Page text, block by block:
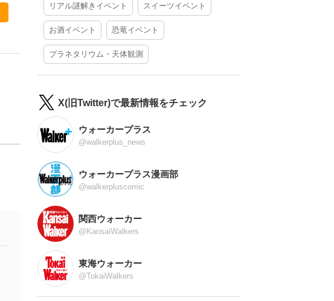
リアル謎解きイベント スイーツイベント
お酒イベント 恐竜イベント
プラネタリウム・天体観測
X(旧Twitter)で最新情報をチェック
ウォーカープラス
@walkerplus_news
ウォーカープラス漫画部
@walkerpluscomic
関西ウォーカー
@KansaiWalkers
東海ウォーカー
@TokaiWalkers